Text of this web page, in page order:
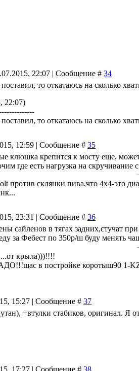
22:07 | Сообщение # 34
то откатаюсь на сколько
22:07)
то откатаюсь на сколько
12:59 | Сообщение # 35
клюшка крепится к мосту еще,
где есть нагрузка на
против склянки пива,что 4х4-это
23:31 | Сообщение # 36
сайленов в тягах задних,стучат
за Фебест по 350р/ш буду менять
крыла)))!!!!
в постройке коротыш90 1-
15:27 | Сообщение # 37
+втулки стабиков, оригинал. Я
17:27 | Сообщение # 38